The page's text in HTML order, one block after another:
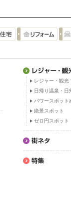
レジャー・観光
日帰り温泉・日
パワースポット
絶景スポット
ゼロ円スポット